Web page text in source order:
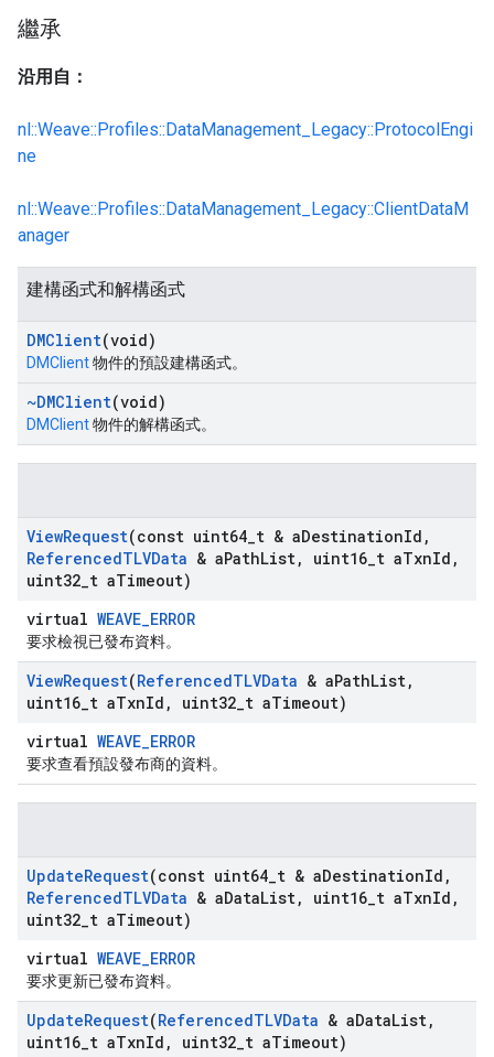
繼承
沿用自：
nl::Weave::Profiles::DataManagement_Legacy::ProtocolEngi
ne
nl::Weave::Profiles::DataManagement_Legacy::ClientDataM
anager
建構函式和解構函式
DMClient(void)
DMClient物件的預設建構函式。
~DMClient(void)
DMClient物件的解構函式。
ViewRequest(const uint64 t & aDestinationId ,
ReferencedTLVData & aPathList, uint16 t aTxnId ,
uint32 t aTimeout)
virtual WEAVE_ERROR
要求檢視已發布資料。
ViewRequest(ReferencedTLVData & aPathList,
uint16 t aTxnId , uint32 t aTimeout)
virtual WEAVE_ERROR
要求查看預設發布商的資料。
UpdateRequest(const uint64 t & aDestinationId ,
ReferencedTLVData & aDataList, uint16 t aTxnId ,
uint32 t aTimeout)
virtual WEAVE_ERROR
要求更新已發布資料。
UpdateRequest(ReferencedTLVData & aDataList,
uint16 t aTxnId , uint32 t aTimeout)